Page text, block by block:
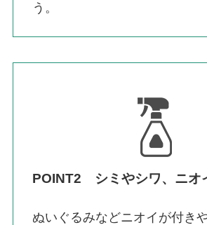
う。
POINT2 シミやシワ、ニオ
ぬいぐるみなどニオイが付き